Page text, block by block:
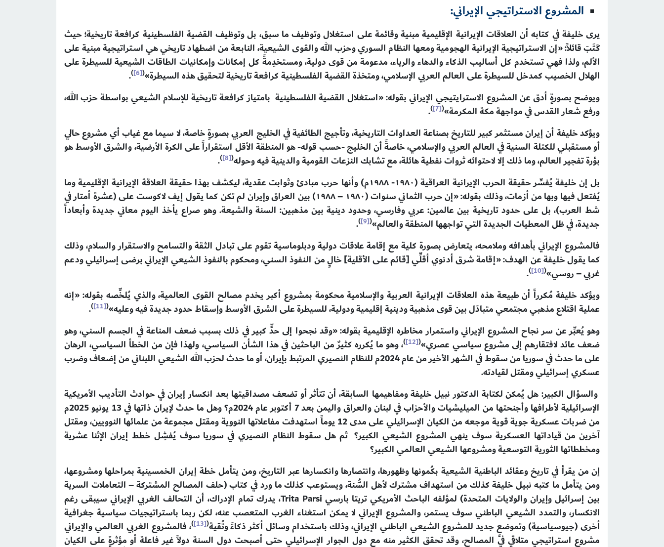
المشروع الاستراتيجي الإيراني:
يرى خليفة في كتابه أن العلاقات الإيرانية الإقليمية مبنية وقائمة على استغلال وتوظيف ما سبق، بل وتوظيف القضية الفلسطينية كرافعة تاريخية؛ حيث
كَتَبَ قائلاً: «إن الاستراتيجية الإيرانية الهجومية ومعها النظام السوري وحزب الله والقوى الشيعية، النابعة من اضطهاد تاريخي هي استراتيجية مبنية على
الألم، ولذا فهي تستخدم كل أساليب الذكاء والدهاء والرياء، مدعومة من قوى دولية، ومستخدِمةً كل إمكانات وإمكانيات الطاقات الشيعية للسيطرة على
الهلال الخصيب كمدخل للسيطرة على العالم العربي الإسلامي، ومتخذة القضية الفلسطينية كرافعة تاريخية لتحقيق هذه السيطرة»(
[6]
)
.
ويوضح بصورةٍ أدق عن المشروع الاسترايتيجي الإيراني بقوله: «استغلال القضية الفلسطينية بامتياز كرافعة تاريخية للإسلام الشيعي بواسطة حزب الله،
ورفع شعار القدس في مواجهة مكة المكرمة»(
[7]
)
.
ويؤكد خليفة أن إيران مستثمر كبير للتاريخ بصناعة العداوات التاريخية، وتأجيج الطائفية في الخليج العربي بصورةٍ خاصة، لا سيما مع غياب أي مشروع حالي
أو مستقبلي للكتلة السنية في العالم العربي والإسلامي، خاصةً أن الخليج -حسب قوله- هو المنطقة الأقل استقراراً على الكرة الأرضية، والشرق الأوسط هو
بؤرة تفجير العالم، وما ذلك إلا لاحتوائه ثروات نفطية هائلة، مع تشابك النزعات القومية والدينية فيه وحوله(
[8]
)
.
بل إن خليفة يُفسِّر حقيقة الحرب الإيرانية العراقية (۱۹۸۰- ۱۹۸۸م) وأنها حرب مبادئ وثوابت عقدية، ليكشف بهذا حقيقة العلاقة الإيرانية الإقليمية وما
يُفتعل فيها وبها من أزمات، وذلك بقوله: «إن حرب الثماني سنوات (۱۹۸۰ – ۱۹۸۸) بين العراق وإيران لم تكن كما يقول إيف لاكوست على (عشرة أمتار في
شط العرب)، بل على حدود تاريخية بين عالمين: عربي وفارسي، وحدود دينية بين مذهبين: السنة والشيعة. وهو صراع يأخذ اليوم معاني جديدة وأبعاداً
جديدة، في ظل المعطيات الجديدة التي تواجهها المنطقة والعالم»(
[9]
)
.
فالمشروع الإيراني بأهدافه وملامحه، يتعارض بصورة كلية مع إقامة علاقات دولية ودبلوماسية تقوم على تبادل الثقة والتسامح والاستقرار والسلام، وذلك
كما يقول خليفة عن الهدف: «إقامة شرق أدنوي أقلِّي [قائم على الأقلية] خالٍ من النفوذ السني، ومحكوم بالنفوذ الشيعي الإيراني برضى إسرائيلي ودعم
غربي – روسي»(
[10]
)
.
ويؤكد خليفة مُكرراً أن طبيعة هذه العلاقات الإيرانية العربية والإسلامية محكومة بمشروع أكبر يخدم مصالح القوى العالمية، والذي يُلخِّصه بقوله: «إنه
عملية اقتلاع مذهبي مجتمعي متبادَل بين قوى مذهبية ودينية إقليمية ودولية، للسيطرة على الشرق الأوسط وإسقاط حدود جديدة فيه وعليه»(
[11]
)
.
وهو يُعبِّر عن سر نجاح المشروع الإيراني واستمرار مخاطره الإقليمية بقوله: «وقد نجحوا إلى حدٍّ كبير في ذلك بسبب ضعف المناعة في الجسم السني، وهو
ضعف عائد لافتقارهم إلى مشروع سياسي عصري»(
[12]
)، وهو ما يُكرره كثيرٌ من الباحثين في هذا الشأن السياسي، ولهذا فإن من الخطأ السياسي، الرهان
على ما حدث في سوريا من سقوط في الشهر الأخير من عام 2024م للنظام النصيري المرتبط بإيران، أو ما حدث لحزب الله الشيعي اللبناني من إضعاف وضرب
عسكري إسرائيلي ومقتل لقيادته.
والسؤال الكبير: هل يُمكن لكتابة الدكتور نبيل خليفة ومفاهيمها السابقة، أن تتأثر أو تضعف مصداقيتها بعد انكسار إيران في حوادث التأديب الأمريكية
الإسرائيلية لأطرافها وأجنحتها من الميليشيات والأحزاب في لبنان والعراق واليمن بعد 7 أكتوبر عام 2024م؟ وهل ما حدث لإيران ذاتها في 13‏ يونيو 2025م
من ضربات عسكرية جوية قوية موجعه من الكيان الإسرائيلي على مدى 12 يوماً استهدفت مفاعلاتها النووية ومقتل مجموعة من علمائها النوويين، ومقتل
آخرين من قياداتها العسكرية سوف ينهي المشروع الشيعي الكبير؟ ثم هل سقوط النظام النصيري في سوريا سوف يُفشِل خطط إيران الإثنا عشرية
ومخططاتها الثورية التوسعية ومشروعها الشيعي العالمي الكبير؟
إن من يقرأ في تاريخ وعقائد الباطنية الشيعية بكُمونها وظهورها، وانتصارها وانكسارها عبر التاريخ، ومن يتأمل خطة إيران الخمسينية بمراحلها ومشروعها،
ومن يتأمل ما كتبه نبيل خليفة كذلك من استهداف مشترك لأهل السُّنة، ويستوعب كذلك ما ورد في كتاب (حلف المصالح المشتركة – التعاملات السرية
بين إسرائيل وإيران والولايات المتحدة) لمؤلفه الباحث الأمريكي تريتا بارسي Trita Parsi، يدرك تمام الإدراك، أن التحالف الغربي الإيراني سيبقى رغم
الانكسار، والتمدد الشيعي الباطني سوف يستمر، والمشروع الإيراني لا يمكن استغناء الغرب المتعصب عنه، لكن ربما باستراتيجيات سياسية جغرافية
أخرى (جيوسياسية) وتموضعٍ جديد للمشروع الشيعي الباطني الإيراني، وذلك باستخدام وسائل أكثر ذكاءً وتُقية(
[13]
)، فالمشروع الغربي العالمي والإيراني
مشروع استراتيجي متلاقي في المصالح، وقد تحقق الكثير منه مع دول الجوار الإسرائيلي حتى أصبحت دول السنة دولاً غير فاعلة أو مؤثرةٍ على الكيان